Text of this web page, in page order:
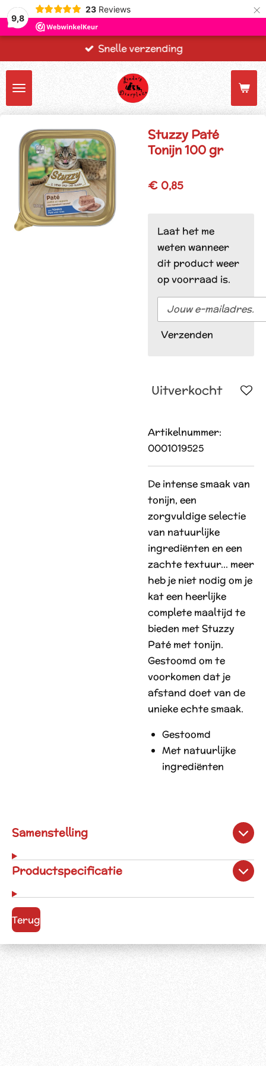
9,8
23 Reviews ×
Snelle verzending
Stuzzy Paté
Tonijn 100 gr
€ 0,85
Laat het me
weten wanneer
dit product weer
op voorraad is.
Verzenden
Uitverkocht
Artikelnummer:
0001019525
De intense smaak van
tonijn, een
zorgvuldige selectie
van natuurlijke
ingrediënten en een
zachte textuur… meer
heb je niet nodig om je
kat een heerlijke
complete maaltijd te
bieden met Stuzzy
Paté met tonijn.
Gestoomd om te
voorkomen dat je
afstand doet van de
unieke echte smaak.
Gestoomd
Met natuurlijke
ingrediënten
Samenstelling
Productspecificatie
Terug